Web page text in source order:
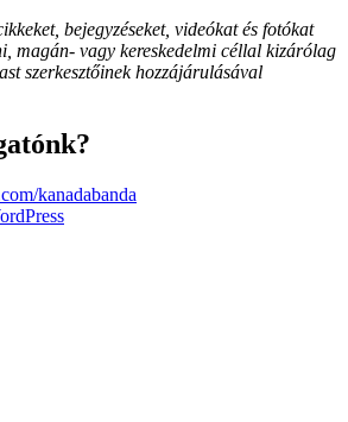
bejegyzéseket, videókat és fotókat
magán- vagy kereskedelmi céllal kizárólag
szerkesztőinek hozzájárulásával